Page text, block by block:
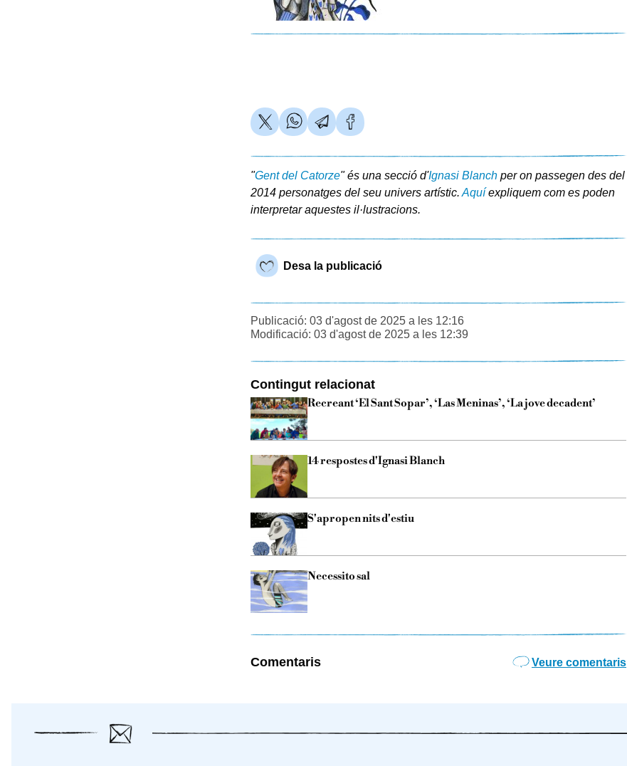
"Gent del Catorze" és una secció d'Ignasi Blanchper on passegen des del
2014 personatges del seu univers artístic. Aquíexpliquem com es poden
interpretar aquestes il·lustracions.
Desa la publicació
Publicació: 03 d'agost de 2025 a les 12:16
Modificació: 03 d'agost de 2025 a les 12:39
Contingut relacionat
Recreant ‘El Sant Sopar’, ‘Las Meninas’, ‘La jove decadent’
14 respostes d'Ignasi Blanch
S'apropen nits d'estiu
Necessito sal
Comentaris Veure comentaris